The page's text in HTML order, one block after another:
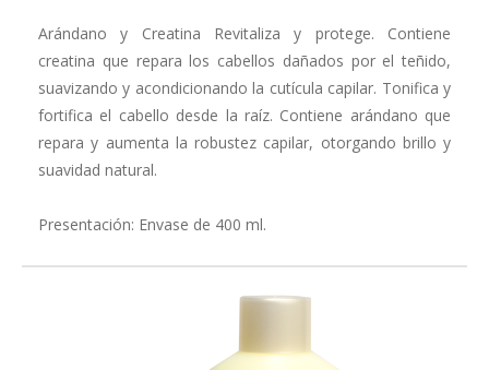
Arándano y Creatina Revitaliza y protege. Contiene
creatina que repara los cabellos dañados por el teñido,
suavizando y acondicionando la cutícula capilar. Tonifica y
fortifica el cabello desde la raíz. Contiene arándano que
repara y aumenta la robustez capilar, otorgando brillo y
suavidad natural.
Presentación: Envase de 400 ml.